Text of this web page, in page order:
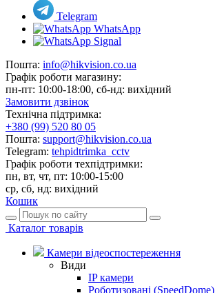
Telegram
WhatsApp
Signal
Пошта: info@hikvision.co.ua
Графік роботи магазину:
пн-пт: 10:00-18:00, сб-нд: вихідний
Замовити дзвінок
Технічна підтримка:
+380 (99) 520 80 05
Пошта: support@hikvision.co.ua
Telegram: tehpidtrimka_cctv
Графік роботи техпідтримки:
пн, вт, чт, пт: 10:00-15:00
ср, сб, нд: вихідний
Кошик
Каталог товарів
Камери відеоспостереження
Види
IP камери
Роботизовані (SpeedDome)